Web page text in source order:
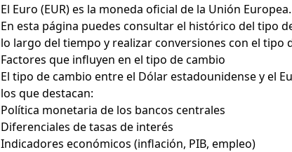
El Euro (EUR) es la moneda oficial de la Unión
En esta página puedes consultar el histórico del tipo
lo largo del tiempo y realizar conversiones con el tipo
Factores que influyen en el tipo de cambio
El tipo de cambio entre el Dólar estadounidense y el
los que destacan:
Política monetaria de los bancos centrales
Diferenciales de tasas de interés
Indicadores económicos (inflación, PIB, empleo)